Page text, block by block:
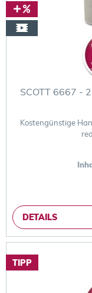
SCOTT 6667 -
Kostengünstige
DETAILS
TIPP